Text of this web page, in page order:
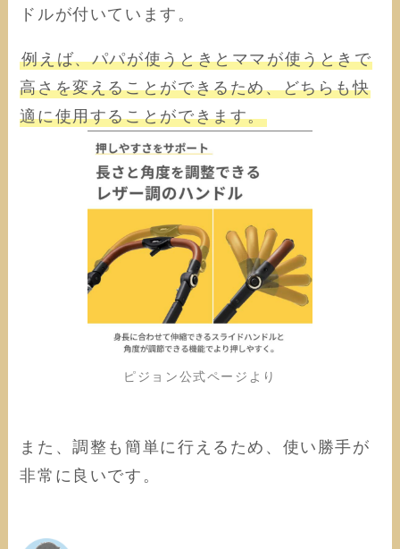
ドルが付いています。
例えば、パパが使うときとママが使うときで
高さを変えることができるため、どちらも快
適に使用することができます。
ピジョン公式ページより
また、調整も簡単に行えるため、使い勝手が
非常に良いです。